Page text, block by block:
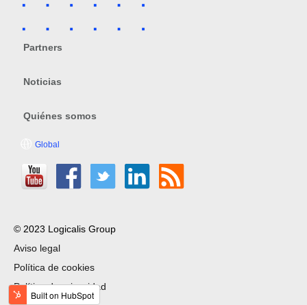
Partners
Noticias
Quiénes somos
Global
© 2023 Logicalis Group
Aviso legal
Política de cookies
Política de privacidad